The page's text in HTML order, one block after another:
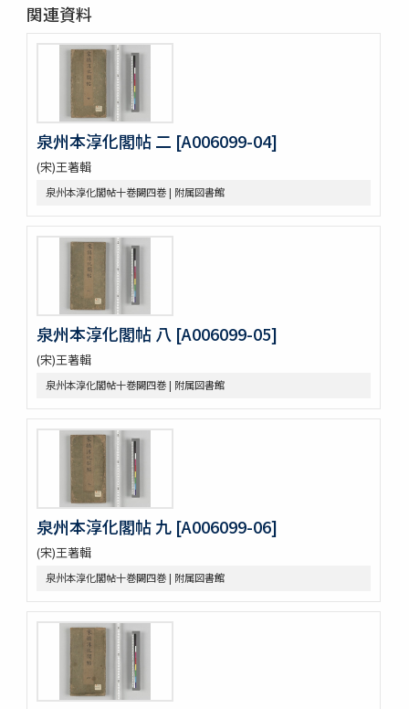
偽絳帖残一巻
拪先塋記
顔氏家廟碑
張遷碑
曹全碑
争坐位稿
古今歴代法帖
朴彭年草書千字文
金麟厚草書千字文
水滸伝コレクション
鍾伯敬先生批評水滸伝一百巻一百回
新刻全像忠義水滸誌伝二十五巻一百十五回
水滸伝全本三十巻
水滸傳全本 三十巻 [漢籍：D（貴重書）]
新刻全像水滸傳 二十五巻一百十五回
忠義水滸全書 一百二十回首一巻図一巻坿宣和遺事一巻
忠義水滸全書 一百二十回存四回
忠義水滸全伝 百二十回
忠義水滸全伝 120回図1卷,宣和遺事 1卷
李卓吾先生批点忠義水滸伝
評論出像水滸伝 [E4651]
評論出像水滸伝 [E46_63]
水滸傳語譯 [E4692]
U-PARLセレクション
古今歴代十八史略二巻首一巻
元氏長慶集残五巻
増広竜龕手鑑八巻
宋版大蔵経零本五巻
論語集解残四巻
纂図附音増広古注千字文三巻
医方大成論一巻
Pagoda de Dakao
Vedische und Sanskrit-Syntax
争春園全伝（アジア）
関連資料
泉州本淳化閣帖 二 [A006099-04]
(宋)王著輯
泉州本淳化閣帖十巻闕四巻 | 附属図書館
泉州本淳化閣帖 八 [A006099-05]
(宋)王著輯
泉州本淳化閣帖十巻闕四巻 | 附属図書館
泉州本淳化閣帖 九 [A006099-06]
(宋)王著輯
泉州本淳化閣帖十巻闕四巻 | 附属図書館